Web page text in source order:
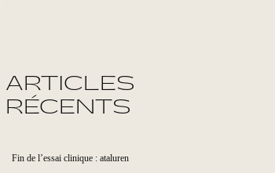
ARTICLES
RÉCENTS
Fin de l’essai clinique : ataluren